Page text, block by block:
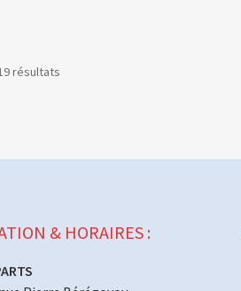
résultats
& HORAIRES :